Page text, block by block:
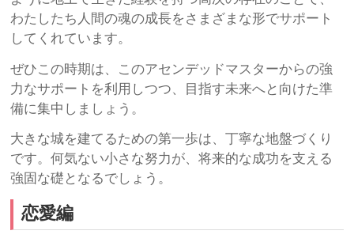
わたしたち人間の魂の成長をさまざまな形でサポート
してくれています。
ぜひこの時期は、このアセンデッドマスターからの強
力なサポートを利用しつつ、目指す未来へと向けた準
備に集中しましょう。
大きな城を建てるための第一歩は、丁寧な地盤づくり
です。何気ない小さな努力が、将来的な成功を支える
強固な礎となるでしょう。
恋愛編